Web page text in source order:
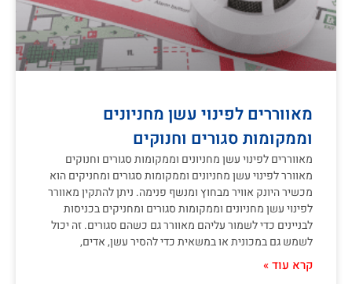
מאווררים לפינוי עשן מחניונים
וממקומות סגורים וחנוקים
מאווררים לפינוי עשן מחניונים וממקומות סגורים וחנוקים
מאוורר לפינוי עשן מחניונים וממקומות סגורים ומחניקים הוא
מכשיר היונק אוויר מבחוץ ומנשף פנימה. ניתן להתקין מאוורר
לפינוי עשן מחניונים וממקומות סגורים ומחניקים בכניסות
לבניינים כדי לשמור עליהם מאוורר גם כשהם סגורים. זה יכול
לשמש גם במכונית או במשאית כדי להסיר עשן, אדים,
קרא עוד »